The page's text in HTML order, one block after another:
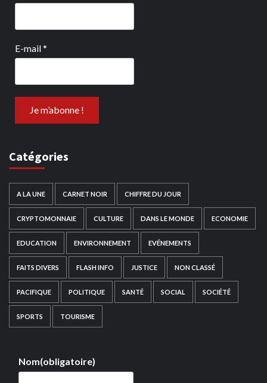
E-mail*
Catégories
A LA UNE CARNET NOIR CHIFFRE DU JOUR
CRYPTOMONNAIE CULTURE DANS LE MONDE ECONOMIE
EDUCATION ENVIRONNEMENT EVÉNEMENTS
FAITS DIVERS FLASH INFO JUSTICE NON CLASSÉ
PACIFIQUE POLITIQUE SANTÉ SOCIAL SOCIÉTÉ
SPORTS TOURISME
Nom(obligatoire)